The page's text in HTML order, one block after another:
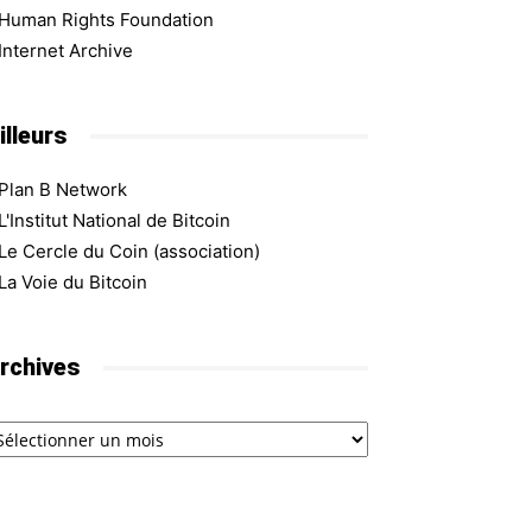
Human Rights Foundation
Internet Archive
Plan B Network
L'Institut National de Bitcoin
Le Cercle du Coin (association)
La Voie du Bitcoin